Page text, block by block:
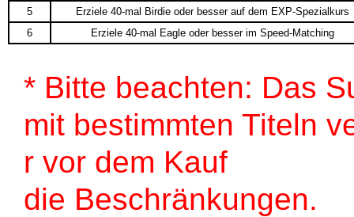
5
Erziele 40-mal Birdie oder besser auf dem EXP-Spezialkurs
6
Erziele 40-mal Eagle oder besser im Speed-Matching
* Bitte beachten: Das
mit bestimmten Titeln
r vor dem Kauf
die Beschränkungen.